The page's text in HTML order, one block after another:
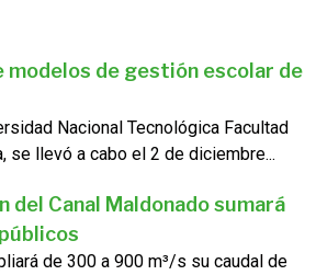
modelos de gestión escolar de
Nacional Tecnológica Facultad
se llevó a cabo el 2 de diciembre...
del Canal Maldonado sumará
de 300 a 900 m³/s su caudal de